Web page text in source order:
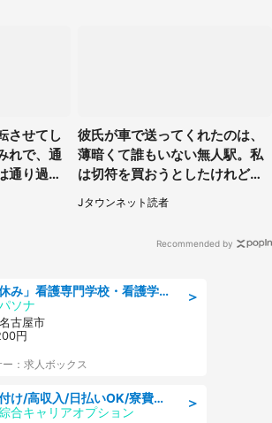
させてし
れで、通
通り過ぎ
代女性）
彼氏が車で送ってくれたのは、
薄暗くて誰もいない無人駅。私
は切符を買おうとしたけれど
（山形県・20代女性）
Jタウンネット読者
Recommended by
＞
「土日祝休み」看護専門学校・看護学部での教員業務/高時給/要資格:保健師、正看護師
ソナ
古屋市
円
ー：求人ボックス
＞
組立・組付け/高収入/日払いOK/寮費無料/交替制/20・30・40代活躍中
合キャリアオプション